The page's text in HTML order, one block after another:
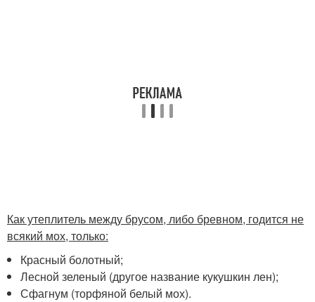
Как утеплитель между брусом, либо бревном, годится не
всякий мох, только:
Красный болотный;
Лесной зеленый (другое название кукушкин лен);
Сфагнум (торфяной белый мох).